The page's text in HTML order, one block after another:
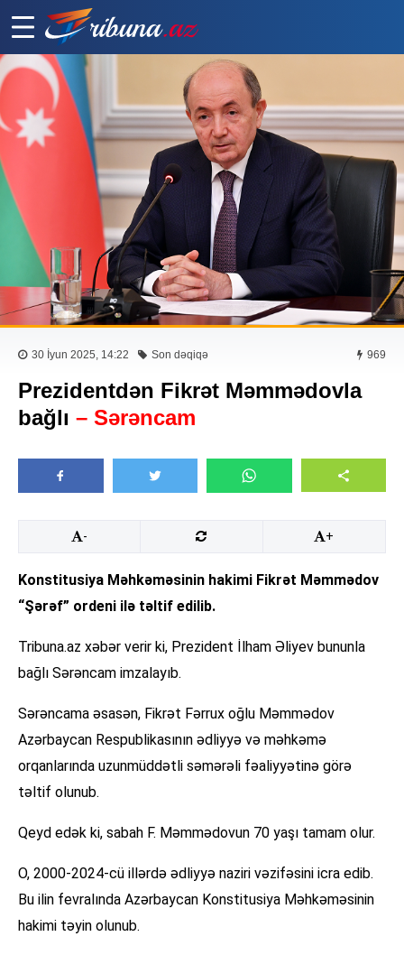
30 İyun 2025, 14:22 Son dəqiqə 969
Prezidentdən Fikrət Məmmədovla
bağlı – Sərəncam
- +
Konstitusiya Məhkəməsinin hakimi Fikrət Məmmədov
“Şərəf” ordeni ilə təltif edilib.
Tribuna.az xəbər verir ki, Prezident İlham Əliyev bununla
bağlı Sərəncam imzalayıb.
Sərəncama əsasən, Fikrət Fərrux oğlu Məmmədov
Azərbaycan Respublikasının ədliyyə və məhkəmə
orqanlarında uzunmüddətli səmərəli fəaliyyətinə görə
təltif olunub.
Qeyd edək ki, sabah F. Məmmədovun 70 yaşı tamam olur.
O, 2000-2024-cü illərdə ədliyyə naziri vəzifəsini icra edib.
Bu ilin fevralında Azərbaycan Konstitusiya Məhkəməsinin
hakimi təyin olunub.